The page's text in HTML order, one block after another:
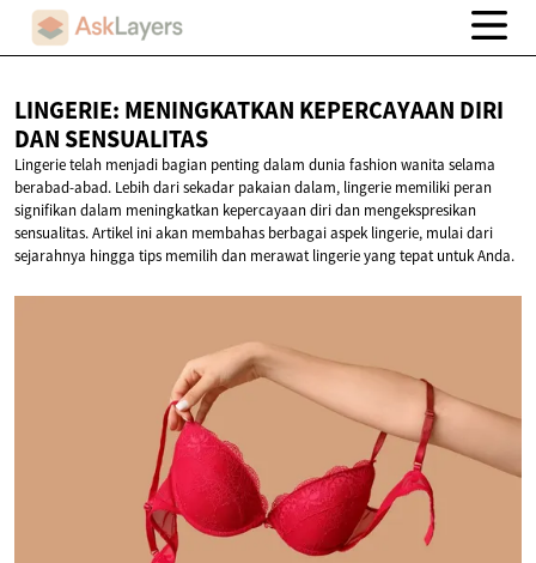
LINGERIE: MENINGKATKAN KEPERCAYAAN DIRI
DAN SENSUALITAS
Lingerie telah menjadi bagian penting dalam dunia fashion wanita selama
berabad-abad. Lebih dari sekadar pakaian dalam, lingerie memiliki peran
signifikan dalam meningkatkan kepercayaan diri dan mengekspresikan
sensualitas. Artikel ini akan membahas berbagai aspek lingerie, mulai dari
sejarahnya hingga tips memilih dan merawat lingerie yang tepat untuk Anda.